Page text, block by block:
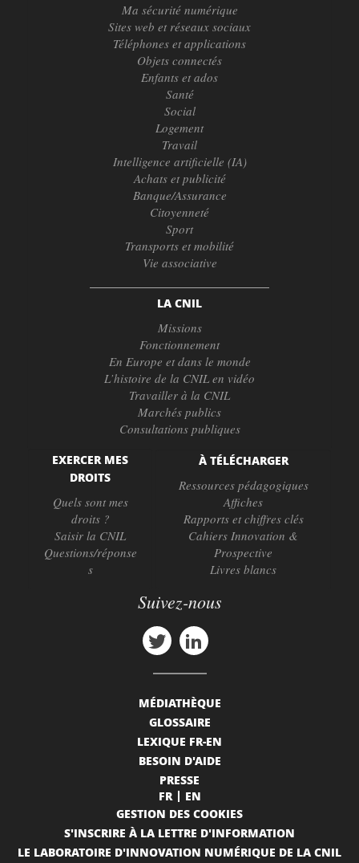
Ma sécurité numérique
Sites web et réseaux sociaux
Téléphones et applications
Objets connectés
Enfants et ados
Santé
Social
Logement
Travail
Intelligence artificielle (IA)
Achats et publicité
Banque/Assurance
Citoyenneté
Sport
Transports et mobilité
Vie associative
LA CNIL
Missions
Fonctionnement
En Europe et dans le monde
L’histoire de la CNIL en vidéo
Travailler à la CNIL
Marchés publics
Consultations publiques
EXERCER MES
DROITS
Quels sont mes
droits ?
Saisir la CNIL
Questions/réponse
s
À TÉLÉCHARGER
Ressources pédagogiques
Affiches
Rapports et chiffres clés
Cahiers Innovation &
Prospective
Livres blancs
Suivez-nous
MÉDIATHÈQUE
GLOSSAIRE
LEXIQUE FR-EN
BESOIN D'AIDE
PRESSE
FR
EN
GESTION DES COOKIES
S'INSCRIRE À LA LETTRE D'INFORMATION
LE LABORATOIRE D'INNOVATION NUMÉRIQUE DE LA CNIL